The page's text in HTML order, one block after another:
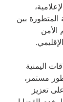
المتطورة بين
الأمن
اليمنية
مستمر،
تعزيز